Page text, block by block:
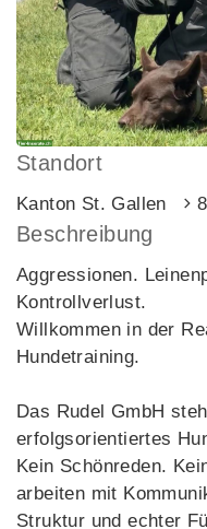
Standort
Kanton St. Gallen
Beschreibung
Aggressionen.
Kontrollverlust.
Willkommen in der
Hundetraining.
Das Rudel GmbH
erfolgsorientiertes
Kein Schönreden.
arbeiten mit
Struktur und echter